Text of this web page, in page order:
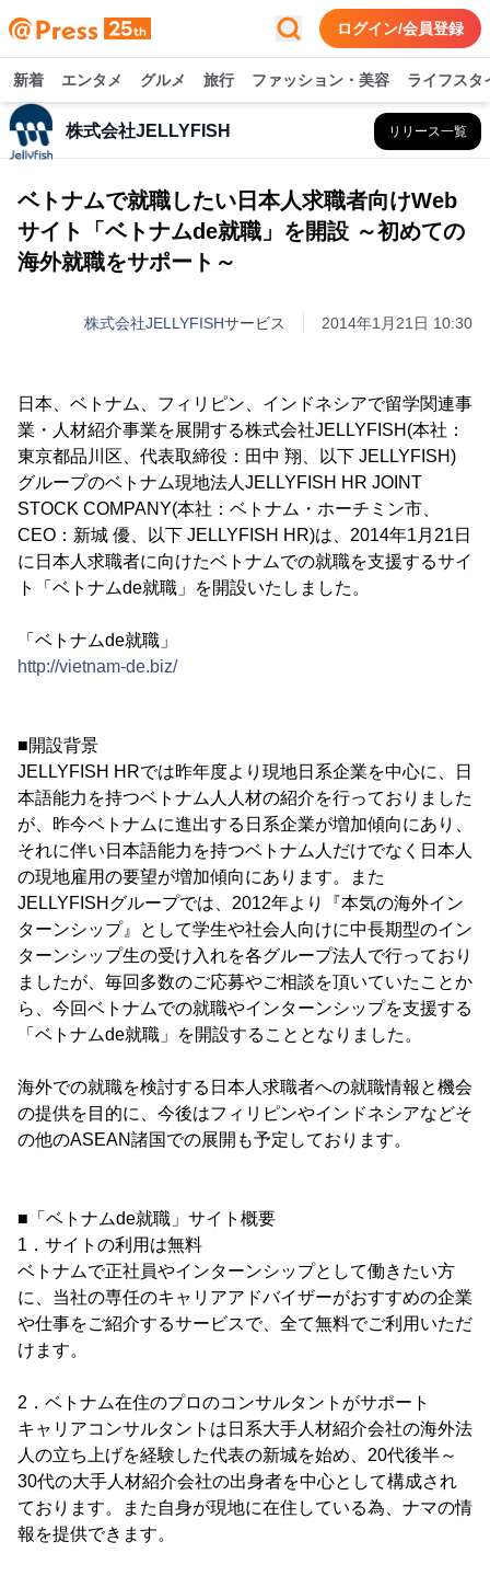
ログイン/会員登録
新着 エンタメ グルメ 旅行 ファッション・美容 ライフスタ
株式会社JELLYFISH リリース一覧
ベトナムで就職したい日本人求職者向けWeb
サイト「ベトナムde就職」を開設 ～初めての
海外就職をサポート～
株式会社JELLYFISHサービス 2014年1月21日 10:30
日本、ベトナム、フィリピン、インドネシアで留学関連事
業・人材紹介事業を展開する株式会社JELLYFISH(本社：
東京都品川区、代表取締役：田中 翔、以下 JELLYFISH)
グループのベトナム現地法人JELLYFISH HR JOINT
STOCK COMPANY(本社：ベトナム・ホーチミン市、
CEO：新城 優、以下 JELLYFISH HR)は、2014年1月21日
に日本人求職者に向けたベトナムでの就職を支援するサイ
ト「ベトナムde就職」を開設いたしました。
「ベトナムde就職」
http://vietnam-de.biz/
■開設背景
JELLYFISH HRでは昨年度より現地日系企業を中心に、日
本語能力を持つベトナム人人材の紹介を行っておりました
が、昨今ベトナムに進出する日系企業が増加傾向にあり、
それに伴い日本語能力を持つベトナム人だけでなく日本人
の現地雇用の要望が増加傾向にあります。また
JELLYFISHグループでは、2012年より『本気の海外イン
ターンシップ』として学生や社会人向けに中長期型のイン
ターンシップ生の受け入れを各グループ法人で行っており
ましたが、毎回多数のご応募やご相談を頂いていたことか
ら、今回ベトナムでの就職やインターンシップを支援する
「ベトナムde就職」を開設することとなりました。
海外での就職を検討する日本人求職者への就職情報と機会
の提供を目的に、今後はフィリピンやインドネシアなどそ
の他のASEAN諸国での展開も予定しております。
■「ベトナムde就職」サイト概要
1．サイトの利用は無料
ベトナムで正社員やインターンシップとして働きたい方
に、当社の専任のキャリアアドバイザーがおすすめの企業
や仕事をご紹介するサービスで、全て無料でご利用いただ
けます。
2．ベトナム在住のプロのコンサルタントがサポート
キャリアコンサルタントは日系大手人材紹介会社の海外法
人の立ち上げを経験した代表の新城を始め、20代後半～
30代の大手人材紹介会社の出身者を中心として構成され
ております。また自身が現地に在住している為、ナマの情
報を提供できます。